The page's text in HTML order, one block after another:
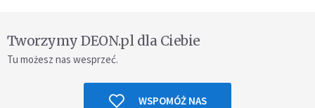
Tworzymy DEON.pl dla Ciebie
Tu możesz nas wesprzeć.
WSPOMÓŻ NAS